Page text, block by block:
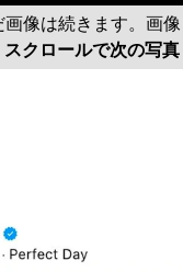
画像は続きます。画像
スクロールで次の写真